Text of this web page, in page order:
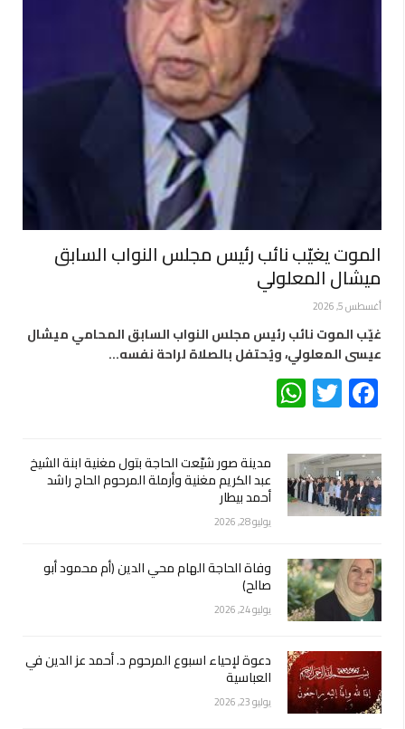
الموت يغيّب نائب رئيس مجلس النواب السابق
ميشال المعلولي
أغسطس 5, 2026
غيّب الموت نائب رئيس مجلس النواب السابق المحامي ميشال
عيسى المعلولي، ويُحتفل بالصلاة لراحة نفسه…
Facebook
Twitter
مدينة صور شيّعت الحاجة بتول مغنية ابنة الشيخ
عبد الكريم مغنية وأرملة المرحوم الحاج راشد
أحمد بيطار
يوليو 28, 2026
وفاة الحاجة الهام محي الدين (أم محمود أبو
صالح)
يوليو 24, 2026
دعوة لإحياء اسبوع المرحوم د. أحمد عز الدين في
العباسية
يوليو 23, 2026